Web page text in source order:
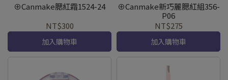
⊕Canmake腮紅霜1524-24
NT$300
加入購物車
⊕Canmake新巧麗腮紅組356-
P06
NT$275
加入購物車